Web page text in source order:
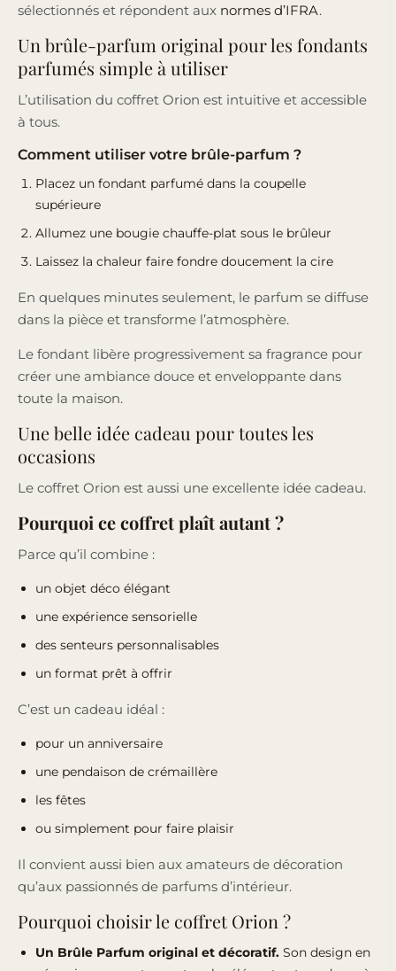
sélectionnés et répondent aux normes d’IFRA.
Un brûle-parfum original pour les fondants
parfumés simple à utiliser
L’utilisation du coffret Orion est intuitive et accessible
à tous.
Comment utiliser votre brûle-parfum ?
Placez un fondant parfumé dans la coupelle
supérieure
Allumez une bougie chauffe-plat sous le brûleur
Laissez la chaleur faire fondre doucement la cire
En quelques minutes seulement, le parfum se diffuse
dans la pièce et transforme l’atmosphère.
Le fondant libère progressivement sa fragrance pour
créer une ambiance douce et enveloppante dans
toute la maison.
Une belle idée cadeau pour toutes les
occasions
Le coffret Orion est aussi une excellente idée cadeau.
Pourquoi ce coffret plaît autant ?
Parce qu’il combine :
un objet déco élégant
une expérience sensorielle
des senteurs personnalisables
un format prêt à offrir
C’est un cadeau idéal :
pour un anniversaire
une pendaison de crémaillère
les fêtes
ou simplement pour faire plaisir
Il convient aussi bien aux amateurs de décoration
qu’aux passionnés de parfums d’intérieur.
Pourquoi choisir le coffret Orion ?
Un Brûle Parfum original et décoratif. Son design en